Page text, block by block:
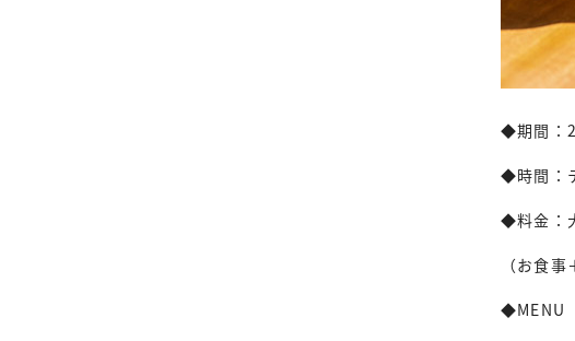
◆期間：
◆時間：
◆料金：
（お食
◆MENU